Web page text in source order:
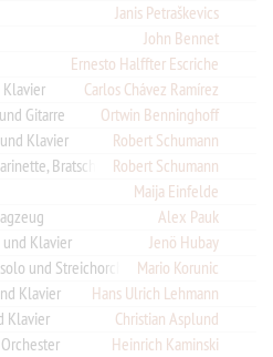
Janis Petraškevics
John Bennet
Ernesto Halffter Escriche
Carlos Chávez Ramírez
Gitarre
Ortwin Benninghoff
Klavier
Robert Schumann
Bratsche und Klavier
Robert Schumann
Maija Einfelde
Alex Pauk
und Klavier
Jenö Hubay
und StreichorchesterMario Korunic
Klavier
Hans Ulrich Lehmann
Klavier
Christian Asplund
Heinrich Kaminski